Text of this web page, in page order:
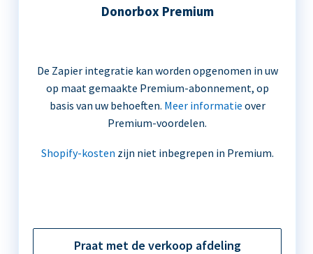
Donorbox Premium
De Zapier integratie kan worden opgenomen in uw
op maat gemaakte Premium-abonnement, op
basis van uw behoeften. Meer informatie over
Premium-voordelen.
Shopify-kosten zijn niet inbegrepen in Premium.
Praat met de verkoop afdeling